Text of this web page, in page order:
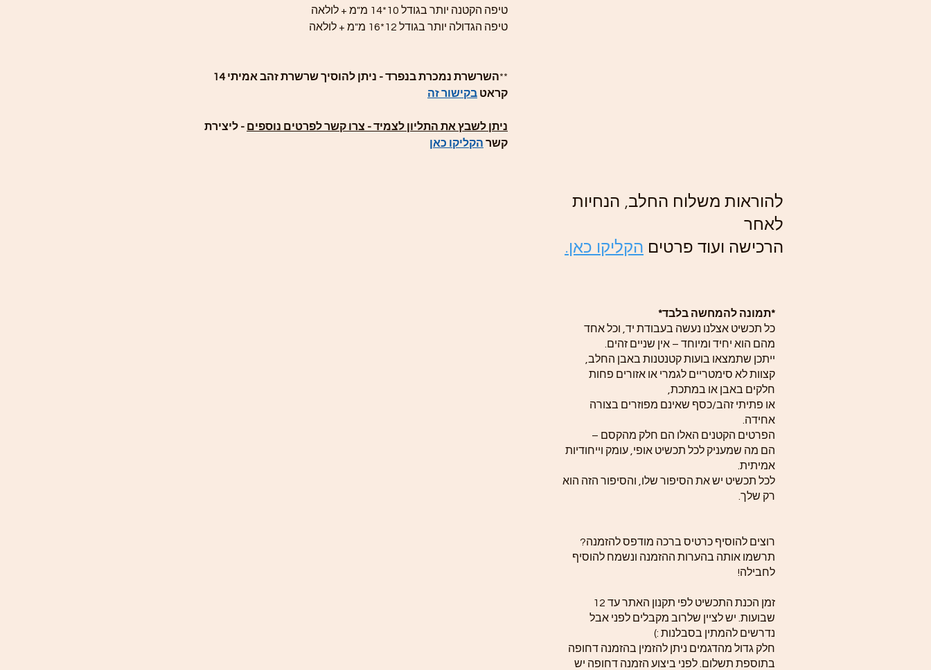
טיפה הקטנה יותר בגודל 10*14 מ"מ + לולאה
טיפה הגדולה יותר בגודל 12*16 מ"מ + לולאה
**
השרשרת נמכרת בנפרד - ניתן להוסיך שרשרת זהב אמיתי 14
קראט בקישור זה
ניתן לשבץ את התליון לצמיד - צרו קשר לפרטים נוספים - ליצירת
קשר הקליקו כאן
להוראות משלוח החלב, הנחיות
לאחר
הרכישה ועוד פרטים הקליקו כאן.
*תמונה להמחשה בלבד*
כל תכשיט אצלנו נעשה בעבודת יד, וכל אחד
מהם הוא יחיד ומיוחד – אין שניים זהים.
ייתכן שתמצאו בועות קטנטנות באבן החלב,
קצוות לא סימטריים לגמרי או אזורים פחות
חלקים באבן או במתכת,
או פתיתי זהב/כסף שאינם מפוזרים בצורה
אחידה.
הפרטים הקטנים האלו הם חלק מהקסם –
הם מה שמעניק לכל תכשיט אופי, עומק וייחודיות
אמיתית.
לכל תכשיט יש את הסיפור שלו, והסיפור הזה הוא
רק שלך.
רוצים להוסיף כרטיס ברכה מודפס להזמנה?
תרשמו אותה בהערות ההזמנה ונשמח להוסיף
לחבילה!
זמן הכנת התכשיט לפי תקנון האתר עד 12
שבועות. יש לציין שלרוב מקבלים לפני אבל
נדרשים להמתין בסבלנות :)
חלק גדול מהדגמים ניתן להזמין בהזמנה דחופה
בתוספת תשלום. לפני ביצוע הזמנה דחופה יש